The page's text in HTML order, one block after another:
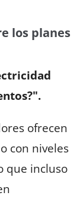
los planes
ofrecen
con niveles
que incluso